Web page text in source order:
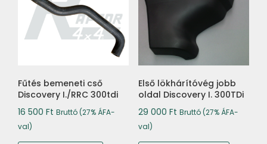
Fűtés bemeneti cső
Discovery I./RRC 300tdi
16 500 Ft Bruttó (27% ÁFA-
val)
Első lökhárítóvég jobb
oldal Discovery I. 300TDi
29 000 Ft Bruttó (27% ÁFA-
val)